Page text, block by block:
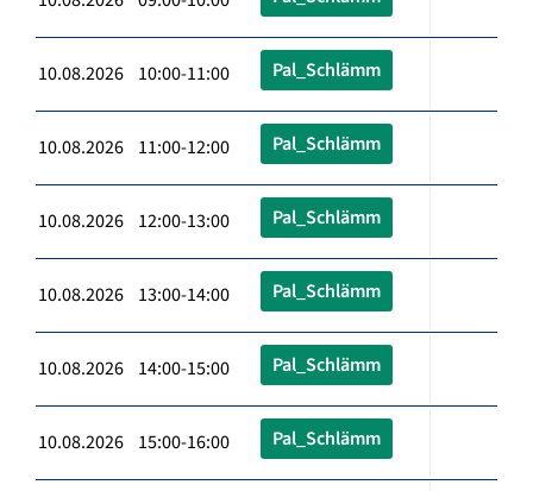
10.08.2026 10:00-11:00 Pal_Schlämm
10.08.2026 11:00-12:00 Pal_Schlämm
10.08.2026 12:00-13:00 Pal_Schlämm
10.08.2026 13:00-14:00 Pal_Schlämm
10.08.2026 14:00-15:00 Pal_Schlämm
10.08.2026 15:00-16:00 Pal_Schlämm